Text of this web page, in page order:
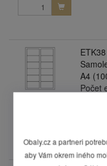
ETK38
A4
Počet
Obaly.cz a partneri
aby Vám okrem iného